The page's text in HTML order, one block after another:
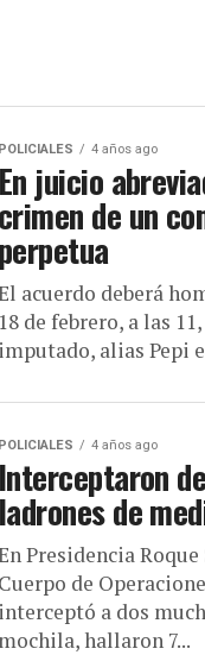
POLICIALES 4 años ago
En juicio
crimen de un
perpetua
acuerdo deberá
18 de febrero, a las
imputado, alias Pepi
POLICIALES 4 años ago
Interceptaron
ladrones de
Presidencia
Cuerpo de
interceptó a dos
mochila, hallaron 7...